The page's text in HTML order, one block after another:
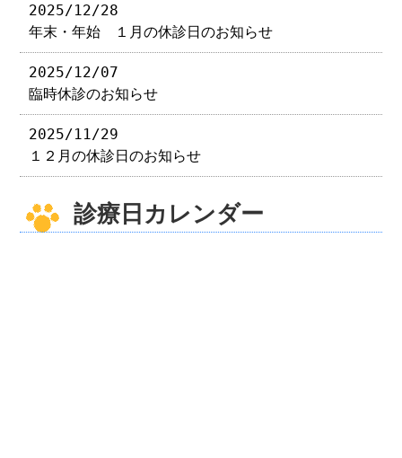
2025/12/28
年末・年始 １月の休診日のお知らせ
2025/12/07
臨時休診のお知らせ
2025/11/29
１２月の休診日のお知らせ
診療日カレンダー